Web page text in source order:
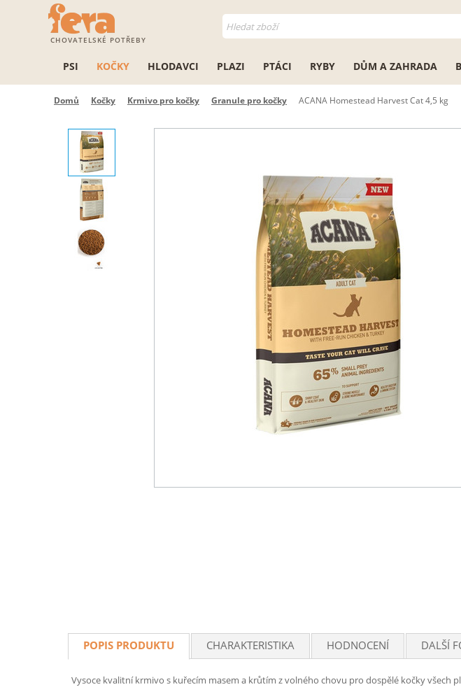
CHOVATELSKÉ POTŘEBY
PSI KOČKY HLODAVCI PLAZI PTÁCI RYBY DŮM A ZAHRADA
Domů Kočky Krmivo pro kočky Granule pro kočky ACANA Homestead Harvest Cat 4,5 kg
POPIS PRODUKTU CHARAKTERISTIKA HODNOCENÍ DALŠÍ
Vysoce kvalitní krmivo s kuřecím masem a krůtím z volného chovu pro dospělé kočky všech